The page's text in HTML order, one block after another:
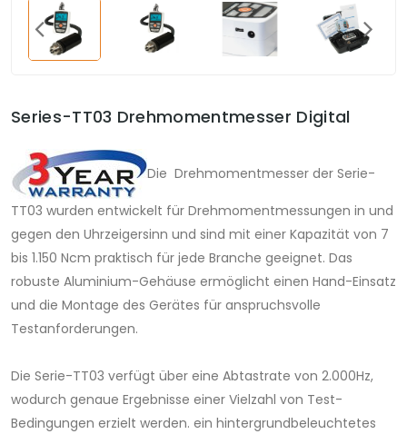
Series-TT03 Drehmomentmesser Digital
Die Drehmomentmesser der Serie-
TT03 wurden entwickelt für Drehmomentmessungen in und
gegen den Uhrzeigersinn und sind mit einer Kapazität von 7
bis 1.150 Ncm praktisch für jede Branche geeignet. Das
robuste Aluminium-Gehäuse ermöglicht einen Hand-Einsatz
und die Montage des Gerätes für anspruchsvolle
Testanforderungen.
Die Serie-TT03 verfügt über eine Abtastrate von 2.000Hz,
wodurch genaue Ergebnisse einer Vielzahl von Test-
Bedingungen erzielt werden. ein hintergrundbeleuchtetes